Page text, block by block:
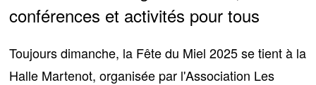
conférences et activités pour tous
Toujours dimanche, la Fête du Miel 2025se tient à la
Halle Martenot, organisée par l'Association Les